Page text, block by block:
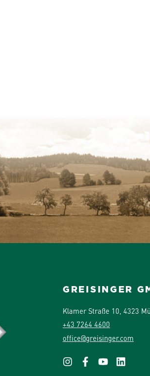
GREISINGER
Klamer Straße 10, 4323
+43 7264 4600
office@greisinger.com